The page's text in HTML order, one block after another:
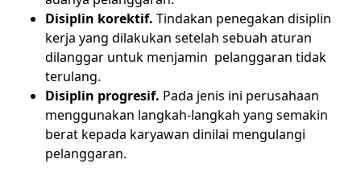
Disiplin korektif. Tindakan penegakan disiplin
kerja yang dilakukan setelah sebuah aturan
dilanggar untuk menjamin pelanggaran tidak
terulang.
Disiplin progresif. Pada jenis ini perusahaan
menggunakan langkah-langkah yang semakin
berat kepada karyawan dinilai mengulangi
pelanggaran.